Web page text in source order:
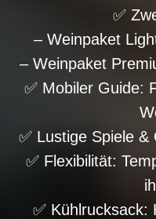
✅
– Weinpaket
– Weinpaket
✅ Mobiler Guide:
✅ Lustige Spiele
✅ Flexibilität:
✅ Kühlrucksack: